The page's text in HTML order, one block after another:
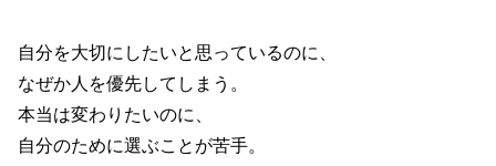
自分を大切にしたいと思っているのに、
なぜか人を優先してしまう。
本当は変わりたいのに、
自分のために選ぶことが苦手。